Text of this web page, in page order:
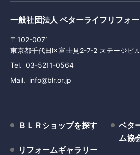
一般社団法人 ベターライフリフォ
〒102-0071
東京都千代田区富士見2-7-2 ステージビ
Tel
03-5211-0564
Mail
info@blr.or.jp
ＢＬＲショップを探す
リフォームギャラリー
ベタ
ム協